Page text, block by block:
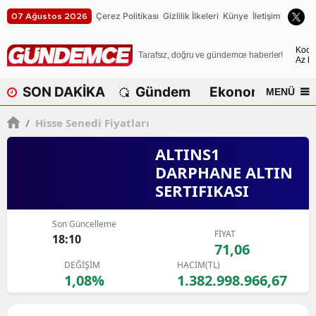
07 Ağustos 2026 Çerez Politikası Gizlilik İlkeleri Künye İletişim
Tarafsız, doğru ve gündemce haberler!
Az
SON DAKİKA Gündem Ekonomi MENÜ
/ Hisse Senedi Fiyatları
ALTINS1
DARPHANE ALTIN
SERTIFIKASI
Son Güncelleme
18:10 FİYAT
71,06
DEĞİŞİM
1,08%
HACİM(TL)
1.382.998.966,67